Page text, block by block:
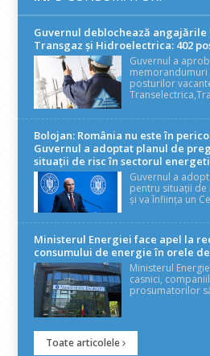
Guvernul deblochează
Transgaz și Hidroelectrica: 402
Guvernul a
posturilor
Bolojan: România nu este în
Guvernul a adoptat planul de
situații de risc în sectorul
Guvernul a
pentru situații de
și va înființa un
Ministerul Energiei face apel la
consumului de energie în orele
Ministerul
casnici,
prosumatorilor
Toate articolele